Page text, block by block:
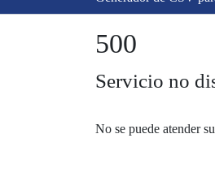
500
Servicio no
No se puede atender